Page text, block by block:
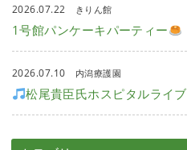
2026.07.22 きりん館
1号館パンケーキパーティー
2026.07.10 内潟療護園
松尾貴臣氏ホスピタルライブ